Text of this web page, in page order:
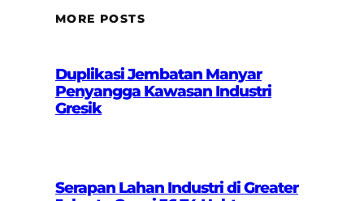
MORE POSTS
Duplikasi Jembatan Manyar
Penyangga Kawasan Industri
Gresik
Serapan Lahan Industri di Greater